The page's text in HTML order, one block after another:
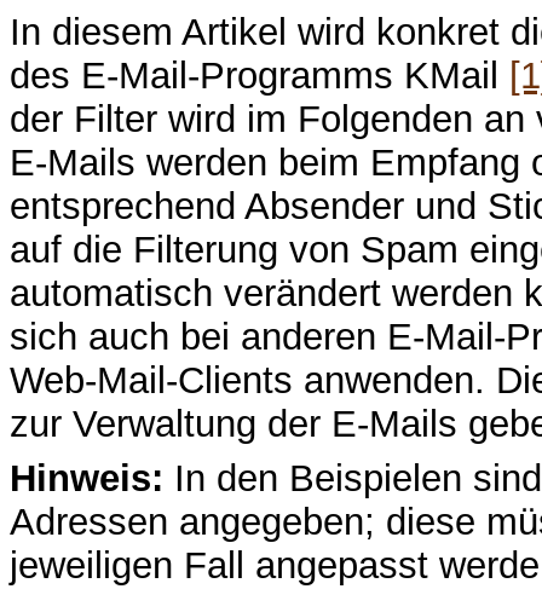
In diesem Artikel wird konkret
des E-Mail-Programms KMail
der Filter wird im Folgenden
E-Mails werden beim Empfang
entsprechend Absender und
auf die Filterung von Spam
automatisch verändert werden
sich auch bei anderen E-Mail-
Web-Mail-Clients anwenden.
zur Verwaltung der E-Mails
Hinweis: In den Beispielen
Adressen angegeben; diese
jeweiligen Fall angepasst